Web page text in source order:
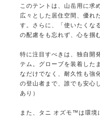
このテントは、山岳用に求
広々とした居住空間、優れ
す。さらに、「使いたくな
の配慮をも忘れず、心を掴
特に注目すべきは、独自
テム。グローブを装着した
なだけでなく、耐久性も強
の登山者まで、誰でも安心
あり）
また、タニ オズモ™は環境